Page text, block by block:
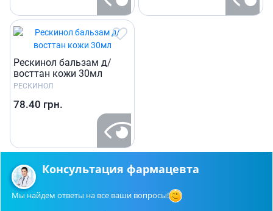
Рескинол бальзам д/
восттан кожи 30мл
РЕСКИНОЛ
78.40 грн.
Консультация фармацевта
Мы найдем ответы на все ваши вопросы!